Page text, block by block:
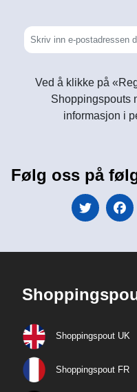
Ved å klikke på
Shoppingspouts
informasjon i
Følg oss på
Shoppingspout UK
Shoppingspout FR